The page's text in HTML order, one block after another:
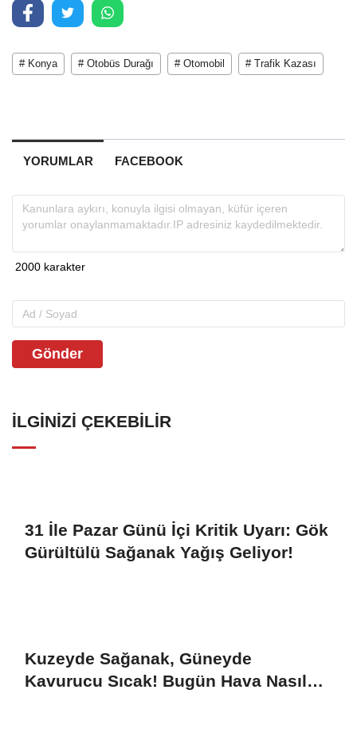
# Konya # Otobüs Durağı # Otomobil # Trafik Kazası
YORUMLAR FACEBOOK
Gönder
İLGINIZI ÇEKEBILIR
31 İle Pazar Günü İçi Kritik Uyarı: Gök
Gürültülü Sağanak Yağış Geliyor!
Kuzeyde Sağanak, Güneyde
Kavurucu Sıcak! Bugün Hava Nasıl